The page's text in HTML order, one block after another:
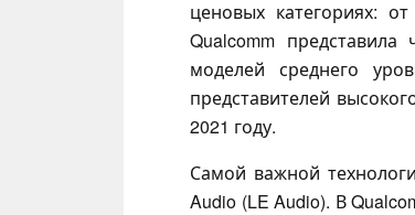
ценовых категориях:
Qualcomm
моделей среднего
представителей
2021 году.
Самой важной
Audio (LE Audio). В